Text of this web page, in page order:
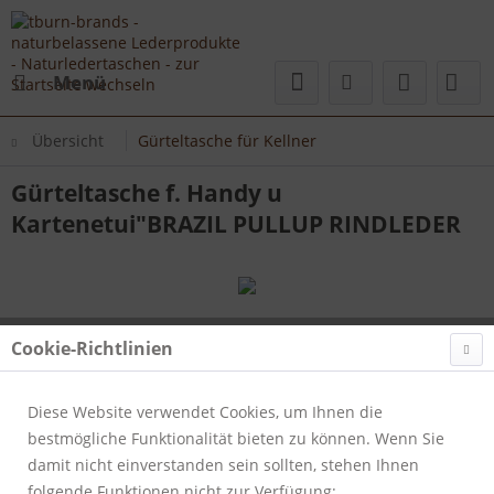
Menü
Übersicht Gürteltasche für Kellner
Gürteltasche f. Handy u
Kartenetui"BRAZIL PULLUP RINDLEDER
Cookie-Richtlinien
Diese Website verwendet Cookies, um Ihnen die
bestmögliche Funktionalität bieten zu können. Wenn Sie
damit nicht einverstanden sein sollten, stehen Ihnen